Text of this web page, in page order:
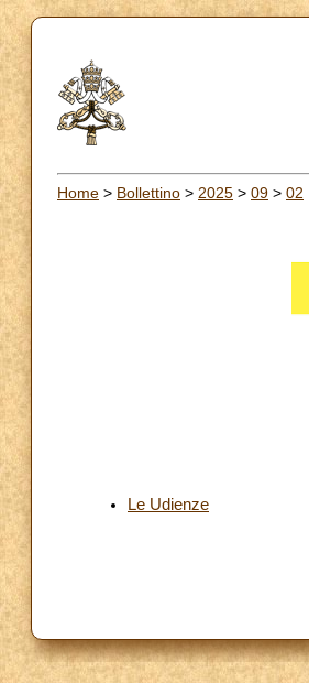
Home > Bollettino > 2025 > 09 > 02
Le Udienze